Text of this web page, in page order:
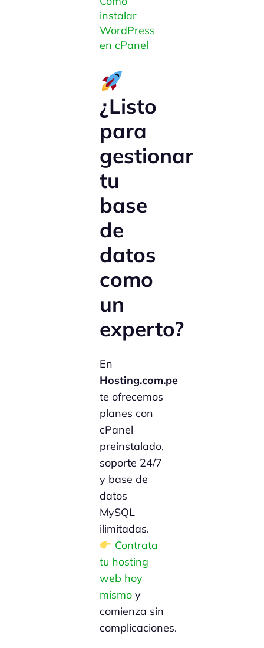
instalar
WordPress
en cPanel
¿Listo
para
gestionar
tu
base
de
datos
como
un
experto?
En
Hosting.com.pe
te ofrecemos
planes con
cPanel
preinstalado,
soporte 24/7
y base de
datos
MySQL
ilimitadas.
Contrata
tu hosting
web hoy
mismo y
comienza sin
complicaciones.